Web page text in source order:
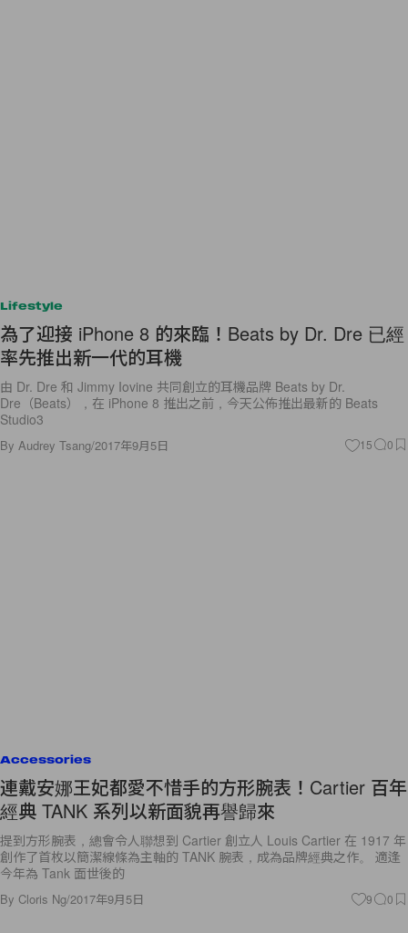
Lifestyle
為了迎接 iPhone 8 的來臨！Beats by Dr. Dre 已經
率先推出新一代的耳機
由 Dr. Dre 和 Jimmy Iovine 共同創立的耳機品牌 Beats by Dr.
Dre（Beats），在 iPhone 8 推出之前，今天公佈推出最新的 Beats
Studio3
By Audrey Tsang/2017年9月5日 15 0
Accessories
連戴安娜王妃都愛不惜手的方形腕表！Cartier 百年
經典 TANK 系列以新面貌再譽歸來
提到方形腕表，總會令人聯想到 Cartier 創立人 Louis Cartier 在 1917 年
創作了首枚以簡潔線條為主軸的 TANK 腕表，成為品牌經典之作。 適逢
今年為 Tank 面世後的
By Cloris Ng/2017年9月5日 9 0